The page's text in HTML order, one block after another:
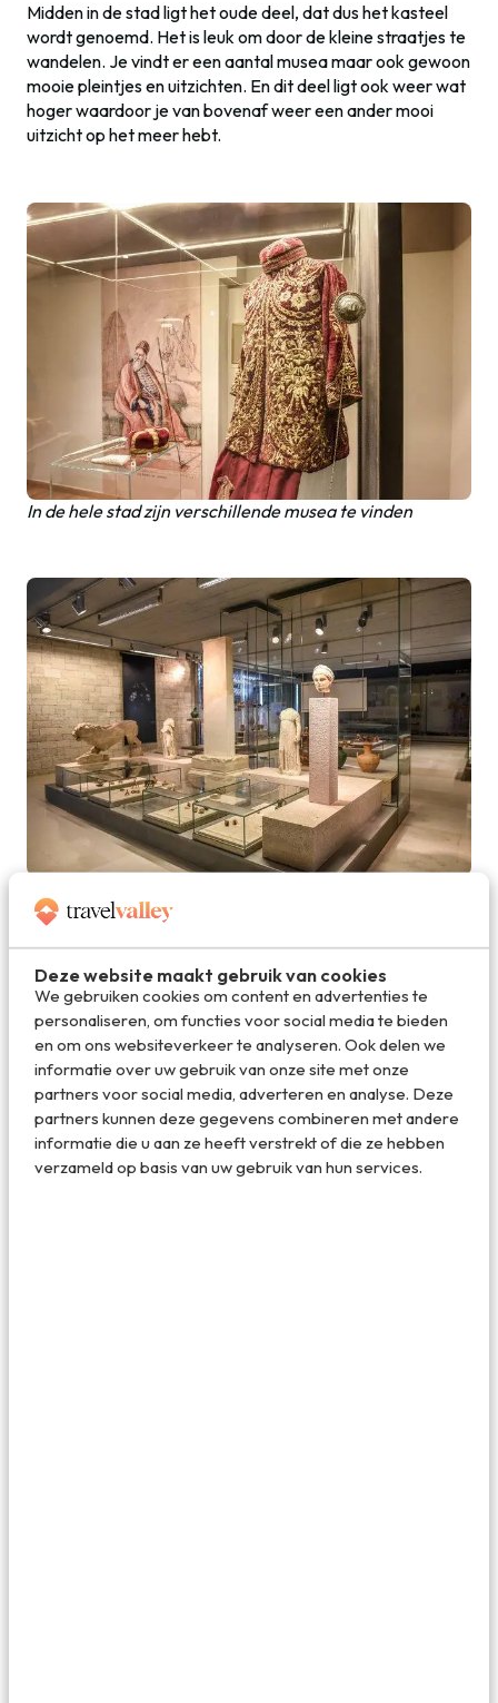
Deze website maakt gebruik van cookies
We gebruiken cookies om content en advertenties te
personaliseren, om functies voor social media te bieden
en om ons websiteverkeer te analyseren. Ook delen we
informatie over uw gebruik van onze site met onze
partners voor social media, adverteren en analyse. Deze
partners kunnen deze gegevens combineren met andere
informatie die u aan ze heeft verstrekt of die ze hebben
verzameld op basis van uw gebruik van hun services.
Midden in de stad ligt het oude deel, dat dus het kasteel
wordt genoemd. Het is leuk om door de kleine straatjes te
wandelen. Je vindt er een aantal musea maar ook gewoon
mooie pleintjes en uitzichten. En dit deel ligt ook weer wat
hoger waardoor je van bovenaf weer een ander mooi
uitzicht op het meer hebt.
In de hele stad zijn verschillende musea te vinden